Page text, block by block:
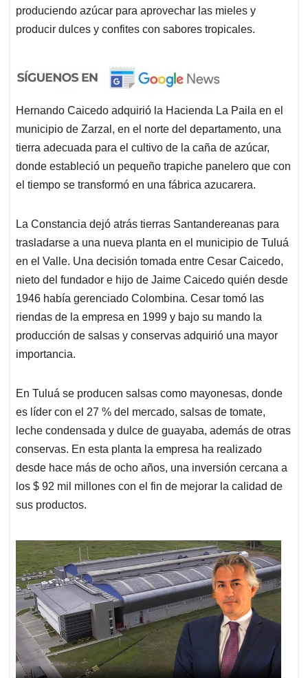
produciendo azúcar para aprovechar las mieles y
producir dulces y confites con sabores tropicales.
Hernando Caicedo adquirió la Hacienda La Paila en el
municipio de Zarzal, en el norte del departamento, una
tierra adecuada para el cultivo de la caña de azúcar,
donde estableció un pequeño trapiche panelero que con
el tiempo se transformó en una fábrica azucarera.
La Constancia dejó atrás tierras Santandereanas para
trasladarse a una nueva planta en el municipio de Tuluá
en el Valle. Una decisión tomada entre Cesar Caicedo,
nieto del fundador e hijo de Jaime Caicedo quién desde
1946 había gerenciado Colombina. Cesar tomó las
riendas de la empresa en 1999 y bajo su mando la
producción de salsas y conservas adquirió una mayor
importancia.
En Tuluá se producen salsas como mayonesas, donde
es líder con el 27 % del mercado, salsas de tomate,
leche condensada y dulce de guayaba, además de otras
conservas. En esta planta la empresa ha realizado
desde hace más de ocho años, una inversión cercana a
los $ 92 mil millones con el fin de mejorar la calidad de
sus productos.